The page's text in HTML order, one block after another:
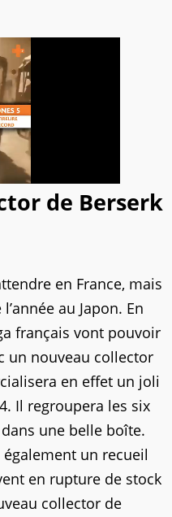
de Berserk
en France, mais
au Japon. En
français vont pouvoir
un nouveau collector
en effet un joli
Il regroupera les six
une belle boîte.
un recueil
en rupture de stock
collector de